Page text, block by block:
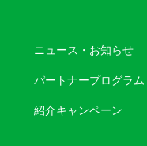
ニュース・お知らせ
パートナープログラム
紹介キャンペーン